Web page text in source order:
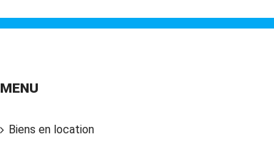
MENU
Biens en location